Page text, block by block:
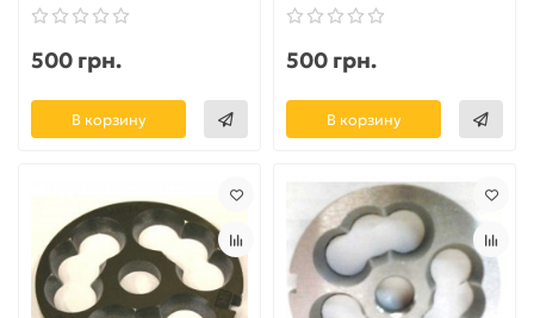
500 грн.
В корзину
500 грн.
В корзину